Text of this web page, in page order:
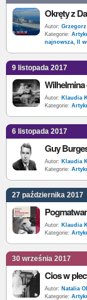
Autor:
Kategorie:
najnowsza, II
9 listopada 2017
Autor: Klaudia
Kategorie:
6 listopada 2017
Autor: Klaudia
Kategorie:
27 października 2017
Autor: Klaudia
Kategorie:
30 września 2017
Autor: Natalia
Kategorie: